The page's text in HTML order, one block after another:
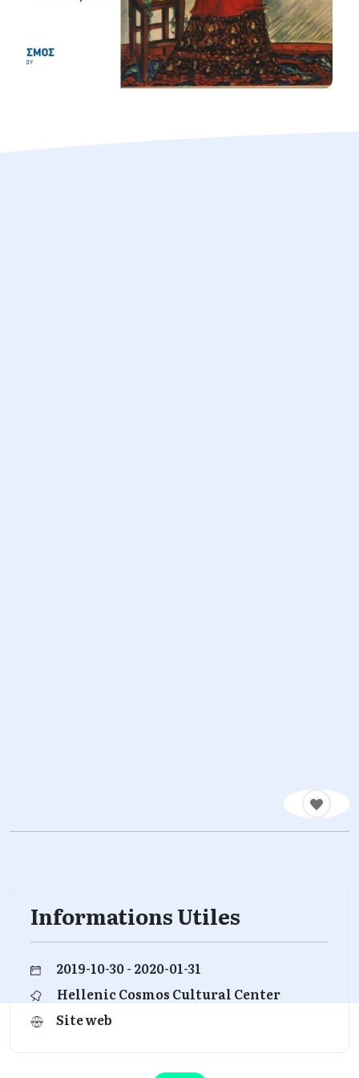
Informations Utiles
2019-10-30 - 2020-01-31
Hellenic Cosmos Cultural Center
Site web